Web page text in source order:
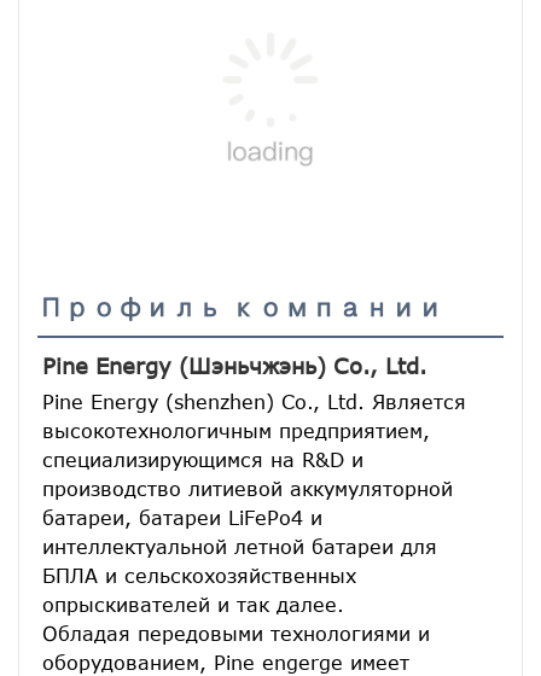
Профиль компании
Pine Energy (Шэньчжэнь) Co., Ltd.
Pine Energy (shenzhen) Co., Ltd. Является
высокотехнологичным предприятием,
специализирующимся на R&D и
производство литиевой аккумуляторной
батареи, батареи LiFePo4 и
интеллектуальной летной батареи для
БПЛА и сельскохозяйственных
опрыскивателей и так далее.
Обладая передовыми технологиями и
оборудованием, Pine engerge имеет